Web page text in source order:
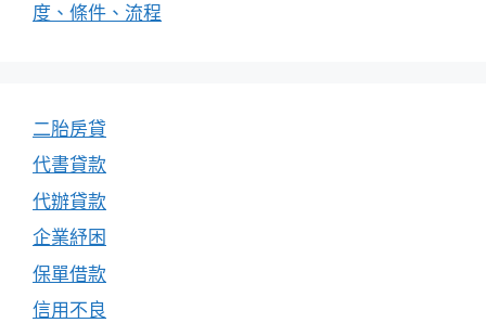
度、條件、流程
二胎房貸
代書貸款
代辦貸款
企業紓困
保單借款
信用不良